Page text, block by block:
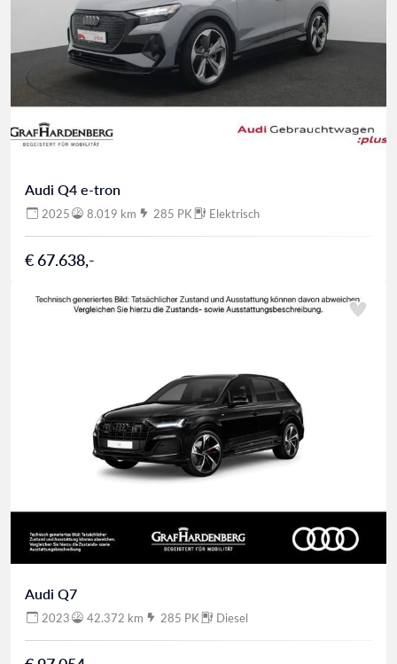
Audi Q4 e-tron
2025 8.019 km 285 PK Elektrisch
€ 67.638,-
Audi Q7
2023 42.372 km 285 PK Diesel